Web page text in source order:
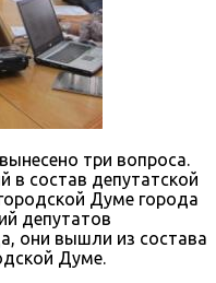
три вопроса.
в состав депутатской
Думе города
депутатов
они вышли из состава
Думе.